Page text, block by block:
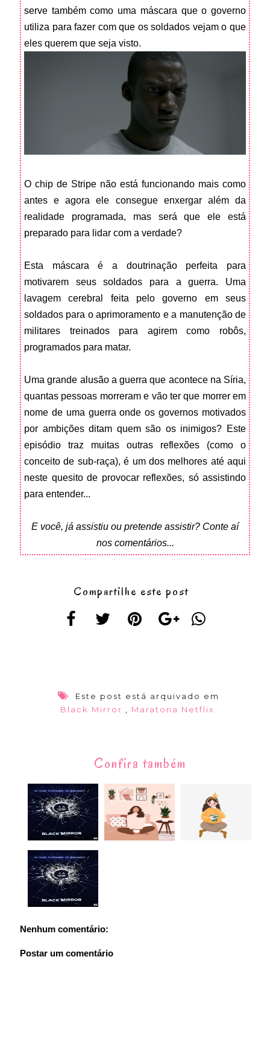
serve também como uma máscara que o governo
utiliza para fazer com que os soldados vejam o que
eles querem que seja visto.
O chip de Stripe não está funcionando mais como
antes e agora ele consegue enxergar além da
realidade programada, mas será que ele está
preparado para lidar com a verdade?
Esta máscara é a doutrinação perfeita para
motivarem seus soldados para a guerra. Uma
lavagem cerebral feita pelo governo em seus
soldados para o aprimoramento e a manutenção de
militares treinados para agirem como robôs,
programados para matar.
Uma grande alusão a guerra que acontece na Síria,
quantas pessoas morreram e vão ter que morrer em
nome de uma guerra onde os governos motivados
por ambições ditam quem são os inimigos? Este
episódio traz muitas outras reflexões (como o
conceito de sub-raça), é um dos melhores até aqui
neste quesito de provocar reflexões, só assistindo
para entender...
E você, já assistiu ou pretende assistir? Conte aí
nos comentários...
Compartilhe este post
Este post está arquivado em
Black Mirror
Maratona Netflix
Confira também
Nenhum comentário:
Postar um comentário